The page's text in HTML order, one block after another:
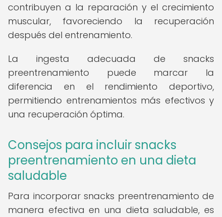
contribuyen a la reparación y el crecimiento
muscular, favoreciendo la recuperación
después del entrenamiento.
La ingesta adecuada de snacks
preentrenamiento puede marcar la
diferencia en el rendimiento deportivo,
permitiendo entrenamientos más efectivos y
una recuperación óptima.
Consejos para incluir snacks
preentrenamiento en una dieta
saludable
Para incorporar snacks preentrenamiento de
manera efectiva en una dieta saludable, es